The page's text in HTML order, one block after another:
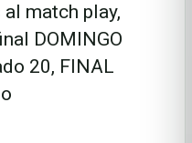
match play,
DOMINGO
20, FINAL